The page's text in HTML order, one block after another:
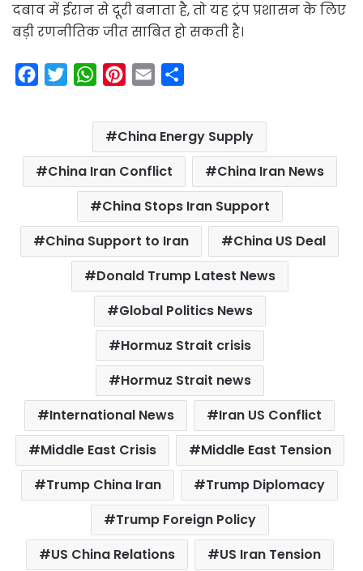
दबाव में ईरान से दूरी बनाता है, तो यह ट्रंप प्रशासन के लिए
बड़ी रणनीतिक जीत साबित हो सकती है।
b
o
k
t
e
W
a
s
A
p
p
n
t
e
r
e
s
t
a
i
l
a
r
China Energy Supply
China Iran Conflict
China Iran News
China Stops Iran Support
China Support to Iran
China US Deal
Donald Trump Latest News
Global Politics News
Hormuz Strait crisis
Hormuz Strait news
International News
Iran US Conflict
Middle East Crisis
Middle East Tension
Trump China Iran
Trump Diplomacy
Trump Foreign Policy
US China Relations
US Iran Tension